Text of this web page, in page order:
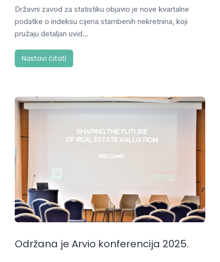
Državni zavod za statistiku objavio je nove kvartalne
podatke o indeksu cijena stambenih nekretnina, koji
pružaju detaljan uvid…
Nastavi čitati
Održana je Arvio konferencija 2025.